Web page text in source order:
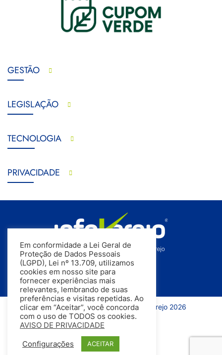
GESTÃO
LEGISLAÇÃO
TECNOLOGIA
PRIVACIDADE
Todos os direitos reservados | InfoVarejo 2026
Em conformidade a Lei Geral de
Proteção de Dados Pessoais
(LGPD), Lei nº 13.709, utilizamos
cookies em nosso site para
fornecer experiências mais
relevantes, lembrando de suas
preferências e visitas repetidas. Ao
clicar em “Aceitar”, você concorda
com o uso de TODOS os cookies.
AVISO DE PRIVACIDADE
Configurações ACEITAR